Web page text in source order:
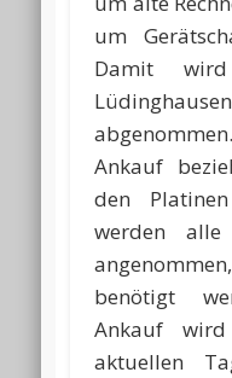
um
Damit
Ankauf
den
werden
benötigt
Ankauf
aktuellen